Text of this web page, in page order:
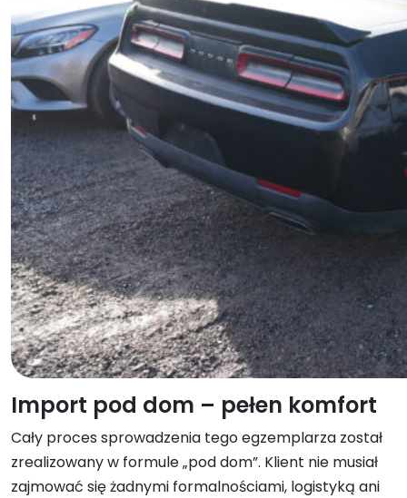
Import pod dom – pełen komfort
Cały proces sprowadzenia tego egzemplarza został
zrealizowany w formule „pod dom”. Klient nie musiał
zajmować się żadnymi formalnościami, logistyką ani